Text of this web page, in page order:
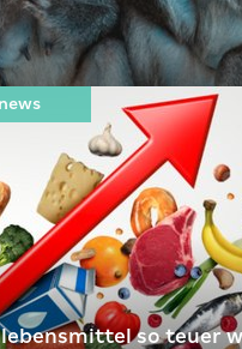
lebensmittel so teuer